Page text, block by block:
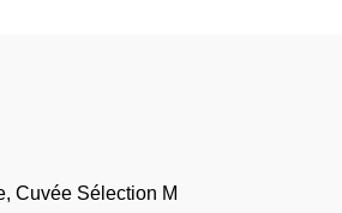
Cuvée Sélection M